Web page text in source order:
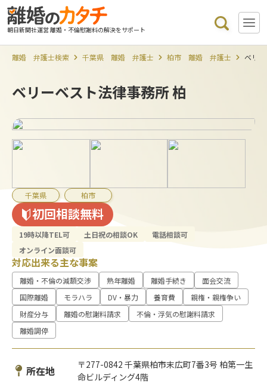
朝日新聞社運営 離婚・不倫慰謝料の解決をサポート
離婚 弁護士検索 千葉県 離婚 弁護士 柏市 離婚 弁護士 ベリ
ベリーベスト法律事務所 柏
千葉県 柏市
初回相談無料
19時以降TEL可 土日祝の相談OK
電話相談可
オンライン面談可
対応出来る主な事案
離婚・不倫の減額交渉 熟年離婚 離婚手続き
面会交流
国際離婚
モラハラ DV・暴力 養育費
親権・親権争い
財産分与
離婚の慰謝料請求
不倫・浮気の慰謝料請求
離婚調停
所在地
〒277-0842 千葉県柏市末広町7番3号 柏第一生
命ビルディング4階